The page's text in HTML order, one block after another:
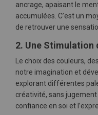
ancrage, apaisant le
accumulées. C’est un
de retrouver une
2. Une Stimulation
Le choix des couleurs,
notre imagination et
explorant différentes
créativité, sans
confiance en soi et